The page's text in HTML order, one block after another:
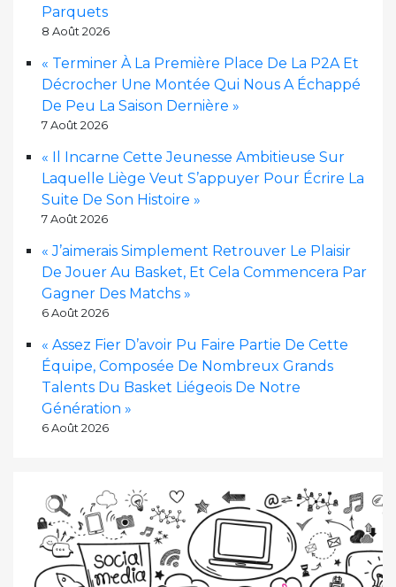
Parquets
8 Août 2026
« Terminer À La Première Place De La P2A Et
Décrocher Une Montée Qui Nous A Échappé
De Peu La Saison Dernière »
7 Août 2026
« Il Incarne Cette Jeunesse Ambitieuse Sur
Laquelle Liège Veut S’appuyer Pour Écrire La
Suite De Son Histoire »
7 Août 2026
« J’aimerais Simplement Retrouver Le Plaisir
De Jouer Au Basket, Et Cela Commencera Par
Gagner Des Matchs »
6 Août 2026
« Assez Fier D’avoir Pu Faire Partie De Cette
Équipe, Composée De Nombreux Grands
Talents Du Basket Liégeois De Notre
Génération »
6 Août 2026